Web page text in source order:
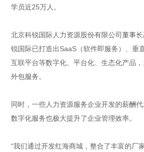
学员近25万人。
北京科锐国际人力资源股份有限公司董事
锐国际已打造出SaaS（软件即服务）、垂
互联平台等数字化、平台化、生态化产品
外包服务。
同时，一些人力资源服务企业开发的薪酬
数字化服务也极大提升了企业管理效率。
“我们通过开发红海商城，整合了丰富的厂